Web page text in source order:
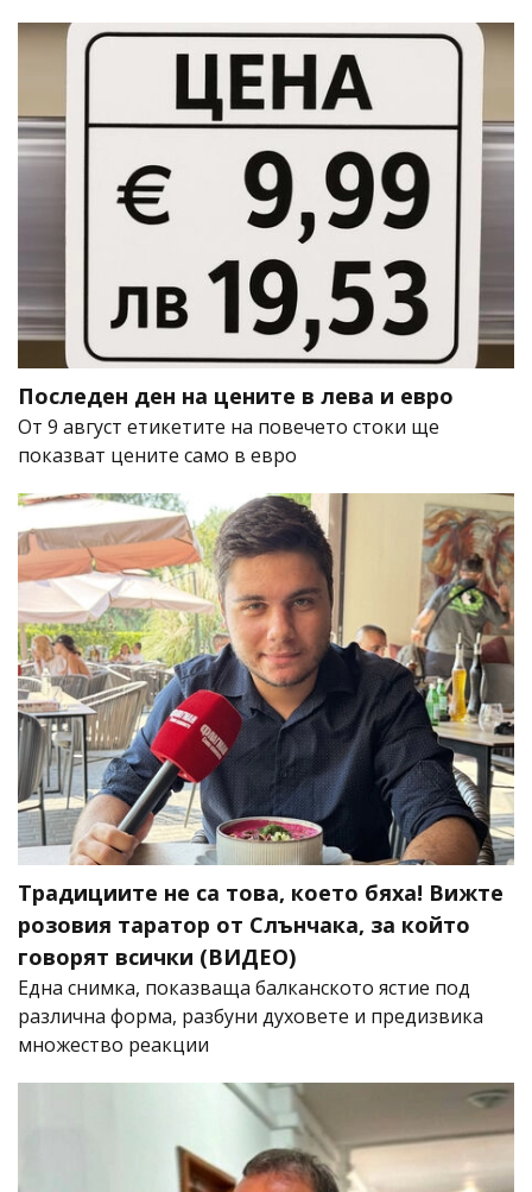
Последен ден на цените в лева и евро
От 9 август етикетите на повечето стоки ще
показват цените само в евро
Традициите не са това, което бяха! Вижте
розовия таратор от Слънчака, за който
говорят всички (ВИДЕО)
Една снимка, показваща балканското ястие под
различна форма, разбуни духовете и предизвика
множество реакции